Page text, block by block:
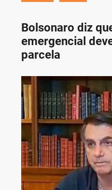
Bolsonaro diz
emergencial
parcela